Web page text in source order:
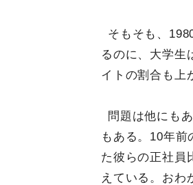
そもそも、
るのに、大学生
イトの割合も上
問題は他にも
もある。10年
た彼らの正社員
えている。おわ